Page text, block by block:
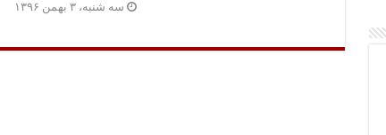
سه شنبه، ۳ بهمن ۱۳۹۶